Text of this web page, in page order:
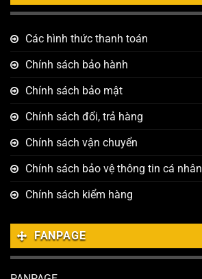
Các hình thức thanh toán
Chính sách bảo hành
Chính sách bảo mật
Chính sách đổi, trả hàng
Chính sách vận chuyển
Chính sách bảo vệ thông tin cá nhân
Chính sách kiểm hàng
FANPAGE